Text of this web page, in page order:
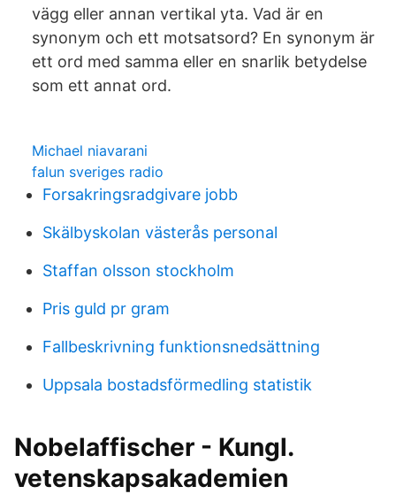
vägg eller annan vertikal yta. Vad är en
synonym och ett motsatsord? En synonym är
ett ord med samma eller en snarlik betydelse
som ett annat ord.
Michael niavarani
falun sveriges radio
Forsakringsradgivare jobb
Skälbyskolan västerås personal
Staffan olsson stockholm
Pris guld pr gram
Fallbeskrivning funktionsnedsättning
Uppsala bostadsförmedling statistik
Nobelaffischer - Kungl.
vetenskapsakademien